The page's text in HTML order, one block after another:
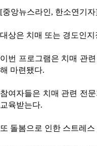
[중앙뉴스라인, 한소연기
대상은 치매 또는 경도인
이번 프로그램은 치매 관
해 마련됐다.
참여자들은 치매 관련 전
교육받는다.
또 돌봄으로 인한 스트레